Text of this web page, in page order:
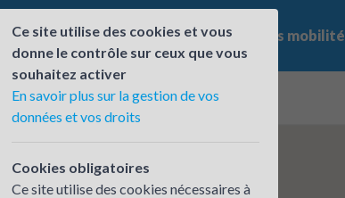
challenge Qui participe ? Les offres mobilité
Ce site utilise des cookies et vous
donne le contrôle sur ceux que vous
souhaitez activer
En savoir plus sur la gestion de vos
données et vos droits
Cookies obligatoires
Ce site utilise des cookies nécessaires à